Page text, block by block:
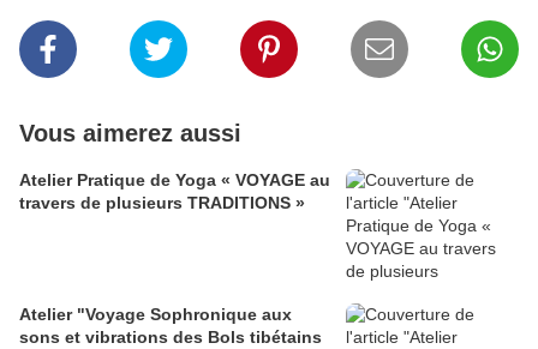
Vous aimerez aussi
Atelier Pratique de Yoga « VOYAGE au
travers de plusieurs TRADITIONS »
Atelier "Voyage Sophronique aux
sons et vibrations des Bols tibétains